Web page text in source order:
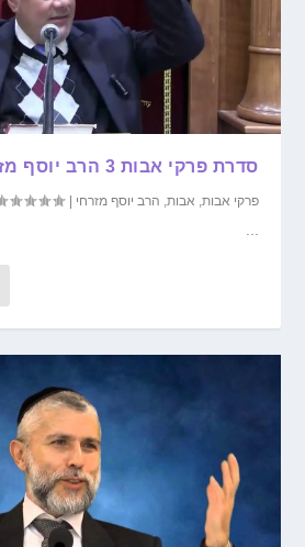
סדרת פרקי אבות 3 הרב יוסף מזרחי
פרקי אבות, אבות, הרב יוסף מזרחי |